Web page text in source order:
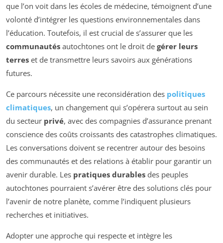
que l’on voit dans les écoles de médecine, témoignent d’une
volonté d’intégrer les questions environnementales dans
l’éducation. Toutefois, il est crucial de s’assurer que les
communautés autochtones ont le droit de gérer leurs
terres et de transmettre leurs savoirs aux générations
futures.
Ce parcours nécessite une reconsidération des politiques
climatiques, un changement qui s’opérera surtout au sein
du secteur privé, avec des compagnies d’assurance prenant
conscience des coûts croissants des catastrophes climatiques.
Les conversations doivent se recentrer autour des besoins
des communautés et des relations à établir pour garantir un
avenir durable. Les pratiques durables des peuples
autochtones pourraient s’avérer être des solutions clés pour
l’avenir de notre planète, comme l’indiquent plusieurs
recherches et initiatives.
Adopter une approche qui respecte et intègre les